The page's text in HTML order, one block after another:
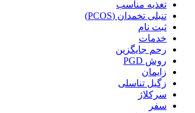
تغذیه مناسب
تنبلی تخمدان (PCOS)
ثبت نام
خدمات
رحم جایگزین
روش PGD
زایمان
زگیل تناسلی
سرکلاژ
سفر